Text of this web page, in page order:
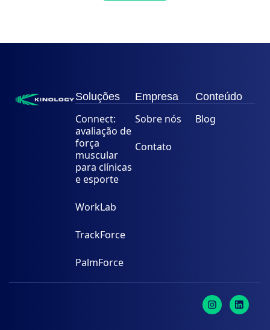
Soluções
Connect:
avaliação de
força
muscular
para clínicas
e esporte
WorkLab
TrackForce
PalmForce
Empresa
Sobre nós
Contato
Conteúdo
Blog